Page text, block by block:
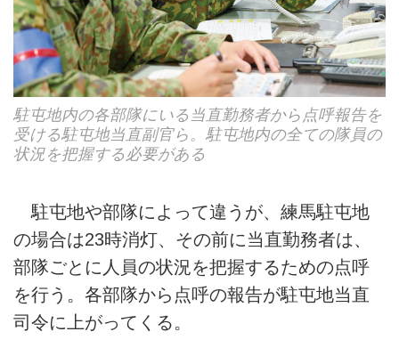
駐屯地内の各部隊にいる当直勤務者から点呼報告を
受ける駐屯地当直副官ら。駐屯地内の全ての隊員の
状況を把握する必要がある
駐屯地や部隊によって違うが、練馬駐屯地
の場合は23時消灯、その前に当直勤務者は、
部隊ごとに人員の状況を把握するための点呼
を行う。各部隊から点呼の報告が駐屯地当直
司令に上がってくる。